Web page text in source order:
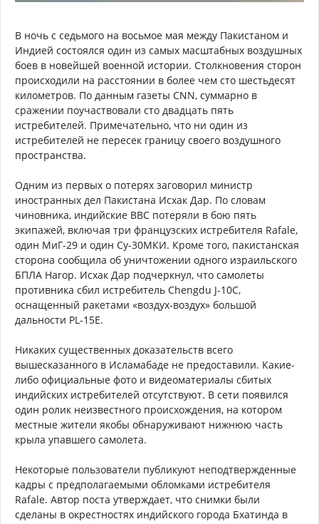
В ночь с седьмого на восьмое мая между Пакистаном и
Индией состоялся один из самых масштабных воздушных
боев в новейшей военной истории. Столкновения сторон
происходили на расстоянии в более чем сто шестьдесят
километров. По данным газеты CNN, суммарно в
сражении поучаствовали сто двадцать пять
истребителей. Примечательно, что ни один из
истребителей не пересек границу своего воздушного
пространства.
Одним из первых о потерях заговорил министр
иностранных дел Пакистана Исхак Дар. По словам
чиновника, индийские ВВС потеряли в бою пять
экипажей, включая три французских истребителя Rafale,
один МиГ-29 и один Су-30МКИ. Кроме того, пакистанская
сторона сообщила об уничтожении одного израильского
БПЛА Harop. Исхак Дар подчеркнул, что самолеты
противника сбил истребитель Chengdu J-10C,
оснащенный ракетами «воздух-воздух» большой
дальности PL-15E.
Никаких существенных доказательств всего
вышесказанного в Исламабаде не предоставили. Какие-
либо официальные фото и видеоматериалы сбитых
индийских истребителей отсутствуют. В сети появился
один ролик неизвестного происхождения, на котором
местные жители якобы обнаруживают нижнюю часть
крыла упавшего самолета.
Некоторые пользователи публикуют неподтвержденные
кадры с предполагаемыми обломками истребителя
Rafale. Автор поста утверждает, что снимки были
сделаны в окрестностях индийского города Бхатинда в